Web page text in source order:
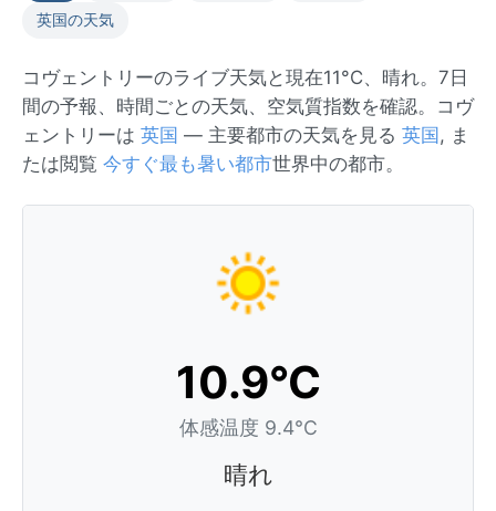
英国の天気
コヴェントリーのライブ天気と現在11°C、晴れ。7日
間の予報、時間ごとの天気、空気質指数を確認。コヴ
ェントリーは 英国 — 主要都市の天気を見る 英国 , ま
たは閲覧 今すぐ最も暑い都市世界中の都市。
10.9°C
体感温度 9.4°C
晴れ